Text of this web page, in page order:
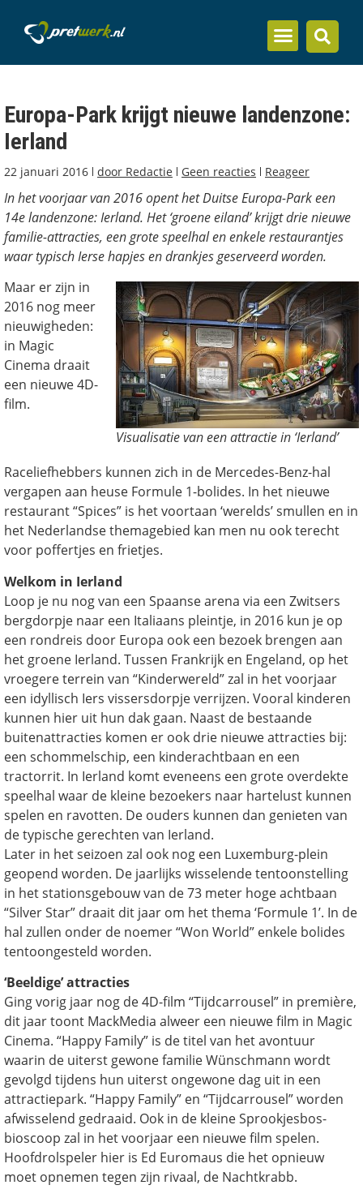
Europa-Park krijgt nieuwe landenzone:
Ierland
22 januari 2016 door Redactie Geen reacties Reageer
In het voorjaar van 2016 opent het Duitse Europa-Park een
14e landenzone: Ierland. Het ‘groene eiland’ krijgt drie nieuwe
familie-attracties, een grote speelhal en enkele restaurantjes
waar typisch Ierse hapjes en drankjes geserveerd worden.
Visualisatie van een attractie in ‘Ierland’
Maar er zijn in
2016 nog meer
nieuwigheden:
in Magic
Cinema draait
een nieuwe 4D-
film.
Raceliefhebbers kunnen zich in de Mercedes-Benz-hal
vergapen aan heuse Formule 1-bolides. In het nieuwe
restaurant “Spices” is het voortaan ‘werelds’ smullen en in
het Nederlandse themagebied kan men nu ook terecht
voor poffertjes en frietjes.
Welkom in Ierland
Loop je nu nog van een Spaanse arena via een Zwitsers
bergdorpje naar een Italiaans pleintje, in 2016 kun je op
een rondreis door Europa ook een bezoek brengen aan
het groene Ierland. Tussen Frankrijk en Engeland, op het
vroegere terrein van “Kinderwereld” zal in het voorjaar
een idyllisch Iers vissersdorpje verrijzen. Vooral kinderen
kunnen hier uit hun dak gaan. Naast de bestaande
buitenattracties komen er ook drie nieuwe attracties bij:
een schommelschip, een kinderachtbaan en een
tractorrit. In Ierland komt eveneens een grote overdekte
speelhal waar de kleine bezoekers naar hartelust kunnen
spelen en ravotten. De ouders kunnen dan genieten van
de typische gerechten van Ierland.
Later in het seizoen zal ook nog een Luxemburg-plein
geopend worden. De jaarlijks wisselende tentoonstelling
in het stationsgebouw van de 73 meter hoge achtbaan
“Silver Star” draait dit jaar om het thema ‘Formule 1’. In de
hal zullen onder de noemer “Won World” enkele bolides
tentoongesteld worden.
‘Beeldige’ attracties
Ging vorig jaar nog de 4D-film “Tijdcarrousel” in première,
dit jaar toont MackMedia alweer een nieuwe film in Magic
Cinema. “Happy Family” is de titel van het avontuur
waarin de uiterst gewone familie Wünschmann wordt
gevolgd tijdens hun uiterst ongewone dag uit in een
attractiepark. “Happy Family” en “Tijdcarrousel” worden
afwisselend gedraaid. Ook in de kleine Sprookjesbos-
bioscoop zal in het voorjaar een nieuwe film spelen.
Hoofdrolspeler hier is Ed Euromaus die het opnieuw
moet opnemen tegen zijn rivaal, de Nachtkrabb.